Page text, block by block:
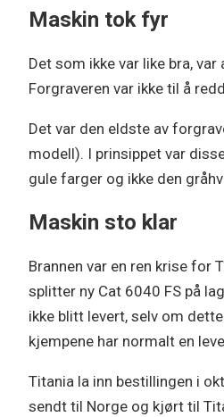
Maskin tok fyr
Det som ikke var like bra,
Forgraveren var ikke til å
Det var den eldste av
modell). I prinsippet var
gule farger og ikke den
Maskin sto klar
Brannen var en ren krise for
splitter ny Cat 6040 FS på
ikke blitt levert, selv om
kjempene har normalt en
Titania la inn bestillingen i
sendt til Norge og kjørt til